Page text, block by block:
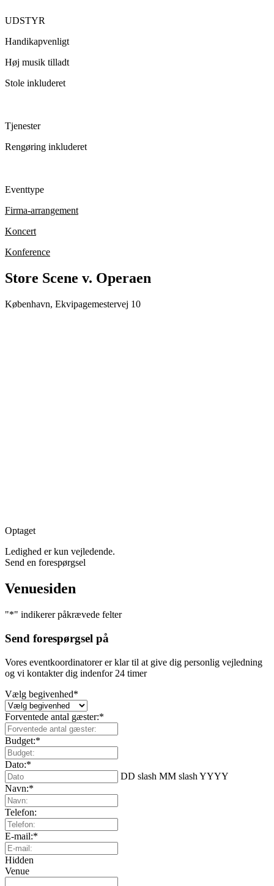
UDSTYR
Handikapvenligt
Høj musik tilladt
Stole inkluderet
Tjenester
Rengøring inkluderet
Eventtype
Firma-arrangement
Koncert
Konference
Store Scene v. Operaen
København, Ekvipagemestervej 10
Optaget
Ledighed er kun vejledende.
Send en forespørgsel
Venuesiden
"*" indikerer påkrævede felter
Send forespørgsel på
Vores eventkoordinatorer er klar til at give dig personlig vejledning
og vi kontakter dig indenfor 24 timer
Vælg begivenhed*
Forventede antal gæster:*
Budget:*
Dato:*
DD slash MM slash YYYY
Navn:*
Telefon:
E-mail:*
Hidden
Venue